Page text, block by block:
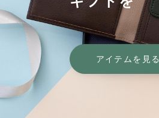
アイテムを見る